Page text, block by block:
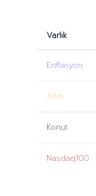
Varlık
Enflasyon
Altın
Konut
Nasdaq100